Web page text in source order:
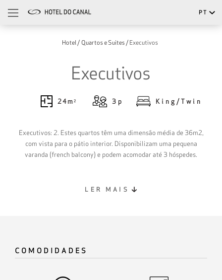
PT
Hotel Quartos e Suites Executivos
Executivos
24m² 3 p King/Twin
Executivos: 2. Estes quartos têm uma dimensão média de 36m2,
com vista para o pátio interior. Disponibilizam uma pequena
varanda (french balcony) e podem acomodar até 3 hóspedes.
LER MAIS
COMODIDADES